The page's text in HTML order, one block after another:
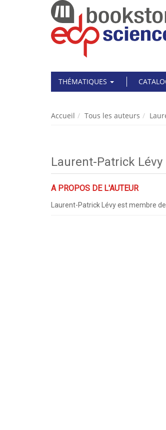
THÉMATIQUES
Accueil Tous les auteurs
Laurent-Patrick Lévy
A PROPOS DE L'AUTEUR
Laurent-Patrick Lévy est membre